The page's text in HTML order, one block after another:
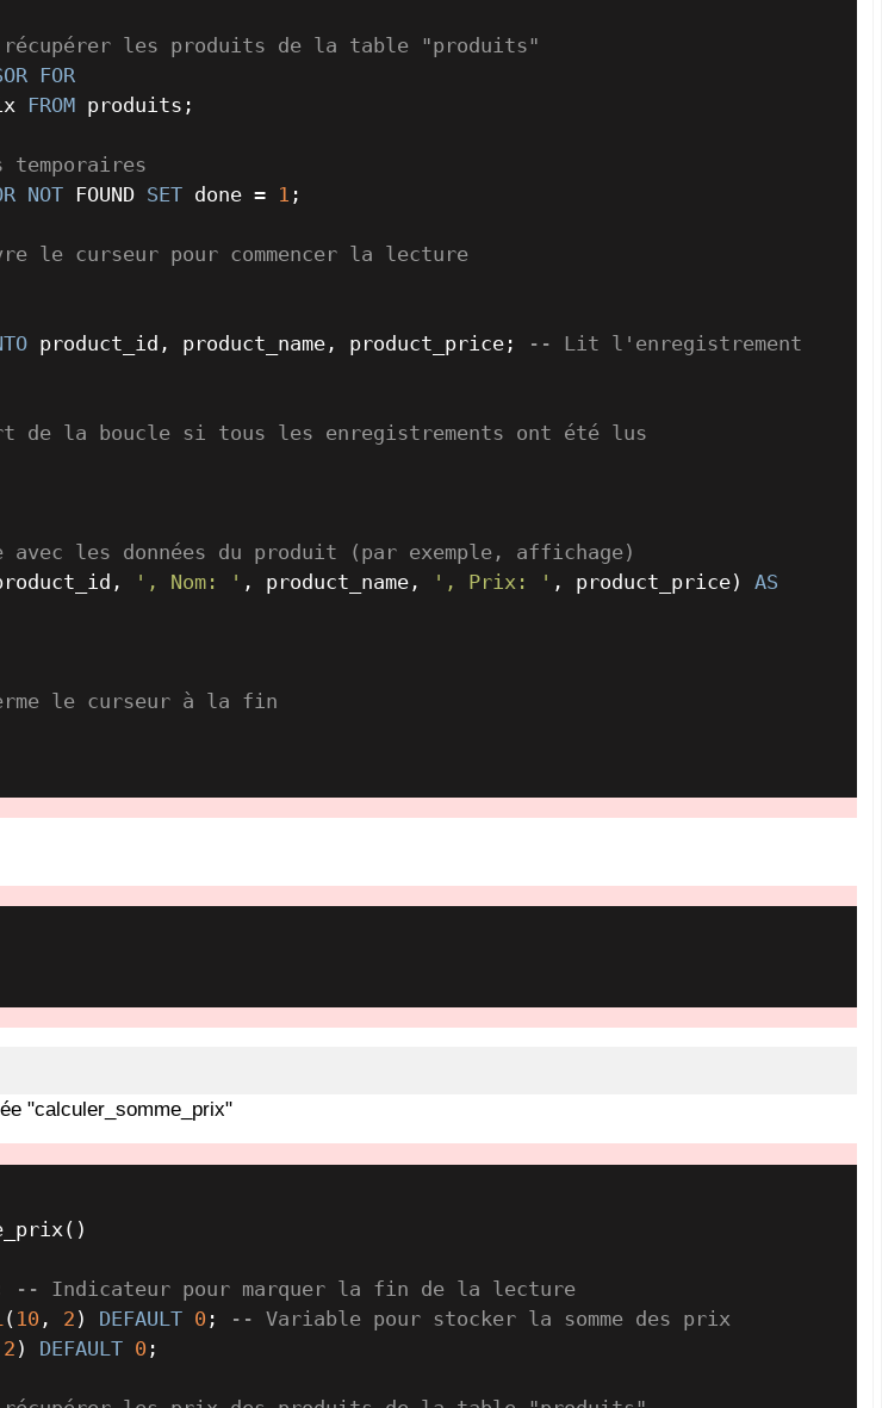
récupérer les produits de la table "produits"
FOR
FROM produits;
NOT FOUND SET done = 1 ;
le curseur pour commencer la lecture
product_id, product_name, product_price;
-- Lit l'enregistrement
de la boucle si tous les enregistrements ont été lus
avec les données du produit (par exemple, affichage)
', Nom: ' , product_name, ', Prix: ' , product_price) AS
le curseur à la fin
"calculer_somme_prix"
-- Indicateur pour marquer la fin de la lecture
( 10 , 2 ) DEFAULT 0 ;
-- Variable pour stocker la somme des prix
2 ) DEFAULT 0 ;